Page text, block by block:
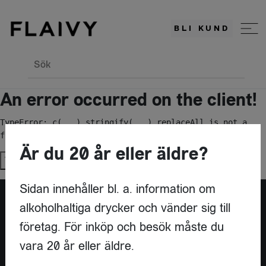
BLI KUND
Sök
An error occurred on the client!
TypeError: c(...).stringify(...).replaceAll is not a
function
Try again
Är du leverantör?
Är du 20 år eller äldre?
Sidan innehåller bl. a. information om
alkoholhaltiga drycker och vänder sig till
företag. För inköp och besök måste du
vara 20 år eller äldre.